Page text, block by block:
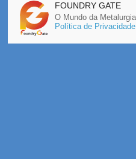
FOUNDRY GATE
O Mundo da
Política de Privacidade